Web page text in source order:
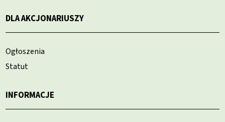
DLA AKCJONARIUSZY
Ogłoszenia
Statut
INFORMACJE